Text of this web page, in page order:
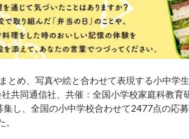
め、写真や絵と合わせて表現する小中学
共同通信社、共催：全国小学校家庭科教育
し、全国の小中学校合わせて2477点の応